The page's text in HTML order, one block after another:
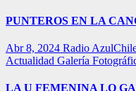
PUNTEROS EN LA
Abr 8, 2024 Radio
Actualidad Galería
LA U FEMENINA LO